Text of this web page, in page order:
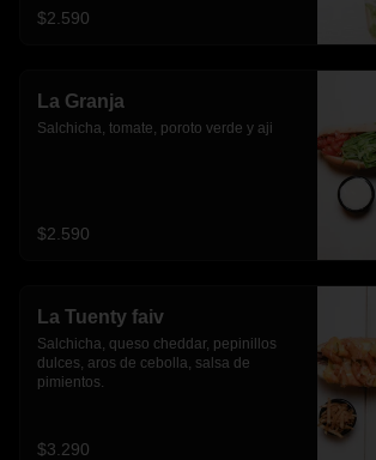
$2.590
La Granja
Salchicha, tomate, poroto verde y aji
$2.590
La Tuenty faiv
Salchicha, queso cheddar, pepinillos
dulces, aros de cebolla, salsa de
pimientos.
$3.290